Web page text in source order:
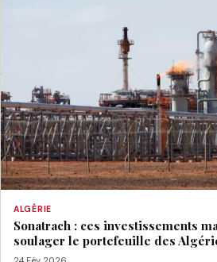
ALGÉRIE
Sonatrach : ces investissements
soulager le portefeuille des